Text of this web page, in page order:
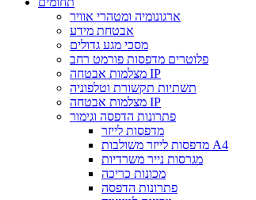
ארגונומיה ומטהרי אוויר
אבטחת מידע
מסכי מגע גדולים
פלוטרים מדפסות פורמט רחב
מצלמות אבטחה IP
תשתיות תקשורת וטלפוניה
מצלמות אבטחה IP
פתרונות הדפסה וגימור
מדפסות לייזר
מדפסות לייזר משולבות A4
מגרסות נייר משרדיות
מכונות כריכה
פתרונות הדפסה